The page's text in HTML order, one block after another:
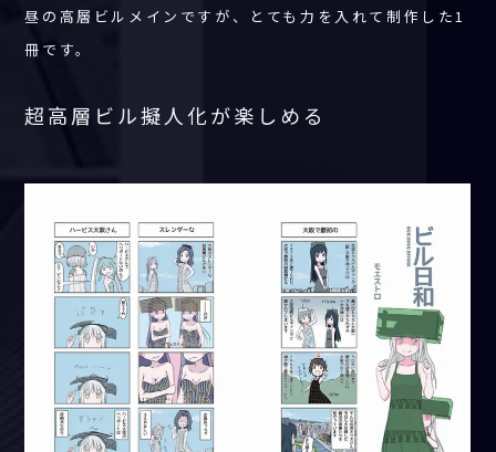
昼の高層ビルメインですが、とても力を入れて制作した1
冊です。
超高層ビル擬人化が楽しめる